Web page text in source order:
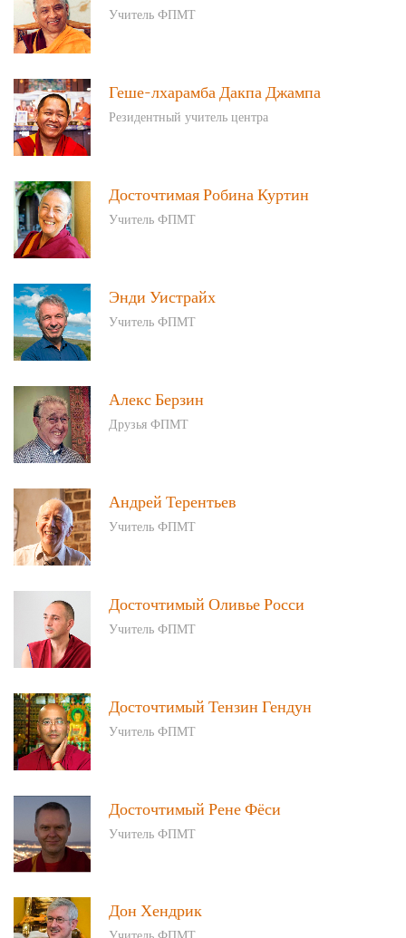
Учитель ФПМТ
Геше-лхарамба Дакпа Джампа
Резидентный учитель центра
Досточтимая Робина Куртин
Учитель ФПМТ
Энди Уистрайх
Учитель ФПМТ
Алекс Берзин
Друзья ФПМТ
Андрей Терентьев
Учитель ФПМТ
Досточтимый Оливье Росси
Учитель ФПМТ
Досточтимый Тензин Гендун
Учитель ФПМТ
Досточтимый Рене Фёси
Учитель ФПМТ
Дон Хендрик